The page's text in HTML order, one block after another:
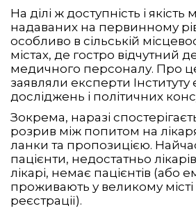
На ділі ж доступність і
надаваних на первинному
особливо в сільській
містах, де гостро відчутний
медичного персоналу. Про
заявляли експерти
досліджень і політичних
Зокрема, наразі
розрив між попитом на
ланки та пропозицією.
пацієнти, недостатньо
лікарі, немає пацієнтів (або
проживають у великому
реєстрації).